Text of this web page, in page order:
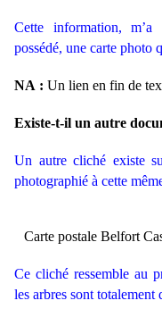
Cette information,
possédé, une carte photo
NA : Un lien en fin de
Existe-t-il un autre
Un autre cliché existe
photographié à cette
Carte postale Belfort
Ce cliché ressemble au
les arbres sont totalement